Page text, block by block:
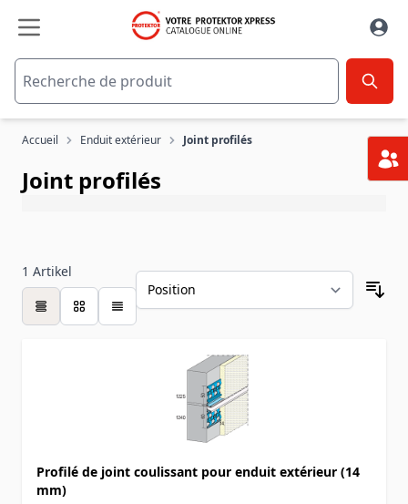
Accueil Enduit extérieur Joint profilés
Joint profilés
1 Artikel
table
Profilé de joint coulissant pour enduit extérieur (14
mm)